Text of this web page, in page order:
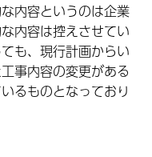
内容というのは企業
内容は控えさせてい
も、現行計画からい
事内容の変更がある
るものとなっており